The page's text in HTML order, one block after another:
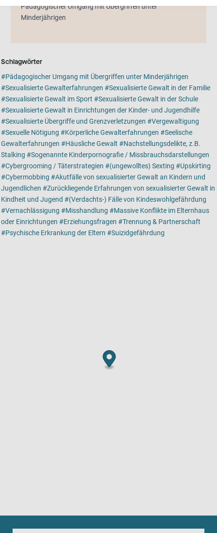
Pädagogischer Umgang mit Übergriffen unter
Minderjährigen
Schlagwörter
Pädagogischer Umgang mit Übergriffen unter Minderjährigen
Sexualisierte Gewalterfahrungen
Sexualisierte Gewalt in der Familie
Sexualisierte Gewalt im Sport
Sexualisierte Gewalt in der Schule
Sexualisierte Gewalt in Einrichtungen der Kinder- und Jugendhilfe
Sexualisierte Übergriffe und Grenzverletzungen
Vergewaltigung
Sexuelle Nötigung
Körperliche Gewalterfahrungen
Seelische
Gewalterfahrungen
Häusliche Gewalt
Nachstellungsdelikte, z.B.
Stalking
Sogenannte Kinderpornografie / Missbrauchsdarstellungen
Cybergrooming / Täterstrategien
(ungewolltes) Sexting
Upskirting
Cybermobbing
Akutfälle von sexualisierter Gewalt an Kindern und
Jugendlichen
Zurückliegende Erfahrungen von sexualisierter Gewalt in
Kindheit und Jugend
(Verdachts-) Fälle von Kindeswohlgefährdung
Vernachlässigung
Misshandlung
Massive Konflikte im Elternhaus
oder Einrichtungen
Erziehungsfragen
Trennung & Partnerschaft
Psychische Erkrankung der Eltern
Suizidgefährdung